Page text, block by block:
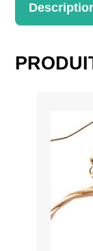
Dimensions :